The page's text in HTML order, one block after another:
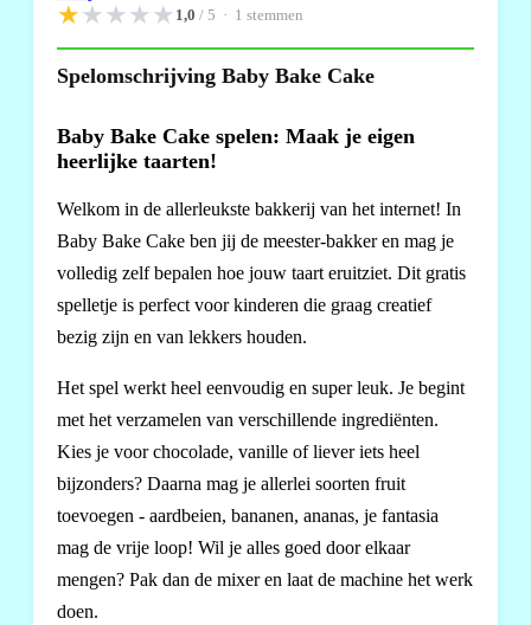
★★★★★ 1,0 / 5 · 1 stemmen
Spelomschrijving Baby Bake Cake
Baby Bake Cake spelen: Maak je eigen
heerlijke taarten!
Welkom in de allerleukste bakkerij van het internet! In
Baby Bake Cake ben jij de meester-bakker en mag je
volledig zelf bepalen hoe jouw taart eruitziet. Dit gratis
spelletje is perfect voor kinderen die graag creatief
bezig zijn en van lekkers houden.
Het spel werkt heel eenvoudig en super leuk. Je begint
met het verzamelen van verschillende ingrediënten.
Kies je voor chocolade, vanille of liever iets heel
bijzonders? Daarna mag je allerlei soorten fruit
toevoegen - aardbeien, bananen, ananas, je fantasia
mag de vrije loop! Wil je alles goed door elkaar
mengen? Pak dan de mixer en laat de machine het werk
doen.